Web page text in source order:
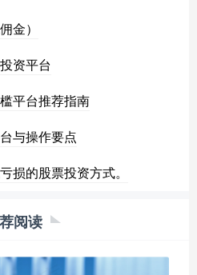
金）
资平台
平台推荐指南
与操作要点
损的股票投资方式。
阅读